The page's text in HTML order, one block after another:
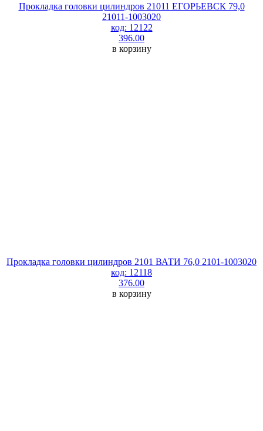
Прокладка головки цилиндров 21011 ЕГОРЬЕВСК 79,0
21011-1003020
код: 12122
396.00
в корзину
Прокладка головки цилиндров 2101 ВАТИ 76,0 2101-1003020
код: 12118
376.00
в корзину